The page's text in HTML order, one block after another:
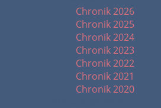
Chronik 2026
Chronik 2025
Chronik 2024
Chronik 2023
Chronik 2022
Chronik 2021
Chronik 2020